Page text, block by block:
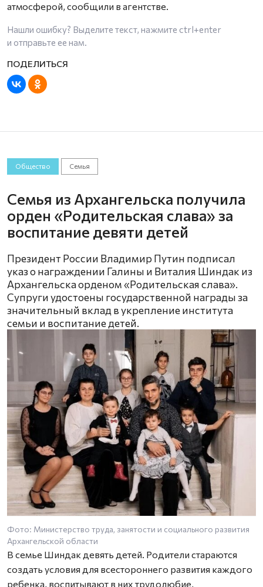
атмосферой, сообщили в агентстве.
Нашли ошибку? Выделите текст, нажмите ctrl+enter
и отправьте ее нам.
Общество Семья
Семья из Архангельска получила
орден «Родительская слава» за
воспитание девяти детей
Президент России Владимир Путин подписал
указ о награждении Галины и Виталия Шиндак из
Архангельска орденом «Родительская слава».
Супруги удостоены государственной награды за
значительный вклад в укрепление института
семьи и воспитание детей.
Фото: Министерство труда, занятости и социального развития
Архангельской области
В семье Шиндак девять детей. Родители стараются
создать условия для всестороннего развития каждого
ребенка, воспитывают в них трудолюбие,